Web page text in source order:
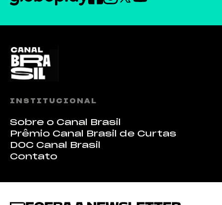
INSTITUCIONAL
Sobre o Canal Brasil
Prêmio Canal Brasil de Curtas
DOC Canal Brasil
Contato